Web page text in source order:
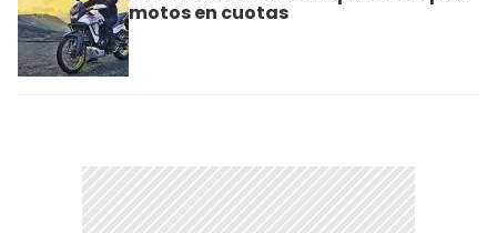
motos en cuotas